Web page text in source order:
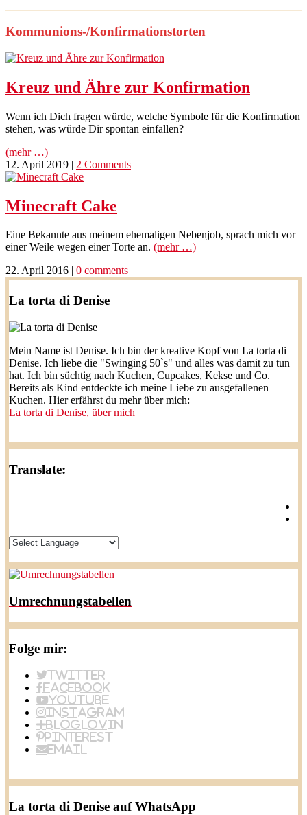
Kommunions-/Konfirmationstorten
Kreuz und Ähre zur Konfirmation
Wenn ich Dich fragen würde, welche Symbole für die Konfirmation
stehen, was würde Dir spontan einfallen?
(mehr …)
12. April 2019 | 2 Comments
Minecraft Cake
Eine Bekannte aus meinem ehemaligen Nebenjob, sprach mich vor
einer Weile wegen einer Torte an. (mehr …)
22. April 2016 | 0 comments
La torta di Denise
Mein Name ist Denise. Ich bin der kreative Kopf von La torta di
Denise. Ich liebe die "Swinging 50`s" und alles was damit zu tun
hat. Ich bin süchtig nach Kuchen, Cupcakes, Kekse und Co.
Bereits als Kind entdeckte ich meine Liebe zu ausgefallenen
Kuchen. Hier erfährst du mehr über mich:
La torta di Denise, über mich
Translate:
Umrechnungstabellen
Folge mir:
Twitter
Facebook
YouTube
Instagram
BlogLovin
Pinterest
Email
La torta di Denise auf WhatsApp